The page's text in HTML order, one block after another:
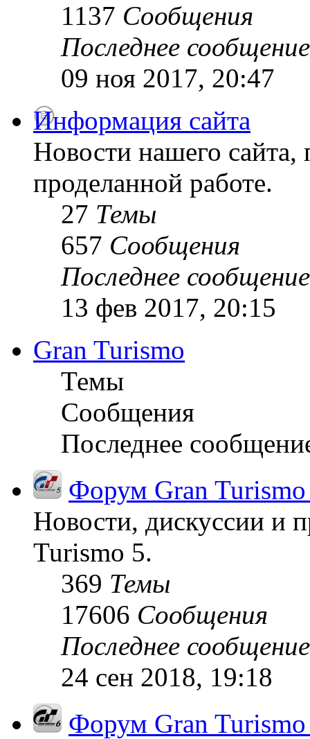
1137 Сообщения
Последнее сообщение
09 ноя 2017, 20:47
Информация сайта
Новости нашего
проделанной работе.
27 Темы
657 Сообщения
Последнее сообщение
13 фев 2017, 20:15
Gran Turismo
Темы
Сообщения
Последнее
Форум Gran
Новости, дискуссии и
Turismo 5.
369 Темы
17606 Сообщения
Последнее сообщение
24 сен 2018, 19:18
Форум Gran